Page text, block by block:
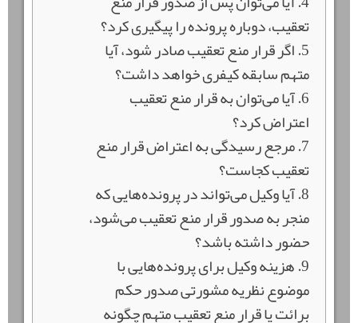
تعقیب، دوباره پرونده را پیگیری کرد؟
5. اگر قرار منع تعقیب صادر شود، آیا
متهم سابقه کیفری خواهد داشت؟
6. آیا می‌توان به قرار منع تعقیب
اعتراض کرد؟
7. مرجع رسیدگی به اعتراض قرار منع
تعقیب کجاست؟
8. آیا وکیل می‌تواند در پرونده‌هایی که
منجر به صدور قرار منع تعقیب می‌شود،
حضور داشته باشد؟
9. هزینه وکیل برای پرونده‌هایی با
موضوع نظریه مشورتی صدور حکم
برائت یا قرار منع تعقیب متهم چگونه